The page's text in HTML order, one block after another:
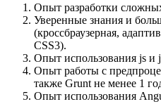
Опыт разработки
Уверенные знания и
(кроссбраузерная,
CSS3).
Опыт использования js и
Опыт работы с
также Grunt не менее 1
Опыт использования